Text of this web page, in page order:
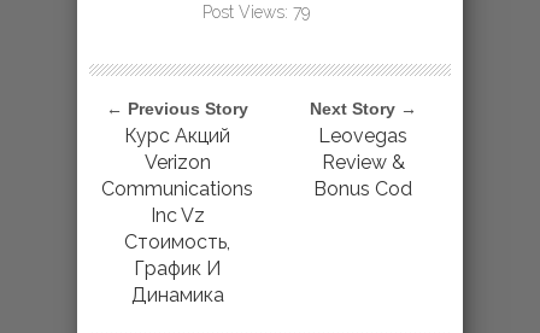
Post Views: 79
← Previous Story
Курс Акций
Verizon
Communications
Inc Vz
Стоимость,
График И
Динамика
Next Story →
Leovegas
Review &
Bonus Cod